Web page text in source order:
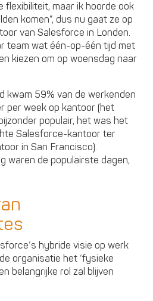
flexibiliteit, maar ik hoorde ook
komen”, dus nu gaat ze op
van Salesforce in Londen.
team wat één-op-één tijd met
kiezen om op woensdag naar
kwam 59% van de werkenden
per week op kantoor (het
populair, het was het
Salesforce-kantoor ter
in San Francisco).
waren de populairste dagen,
hybride visie op werk
organisatie het ‘fysieke
belangrijke rol zal blijven